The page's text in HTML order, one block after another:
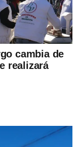
cambia de
realizará